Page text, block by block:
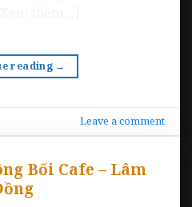
reading →
Leave a comment
Bối Cafe – Lâm